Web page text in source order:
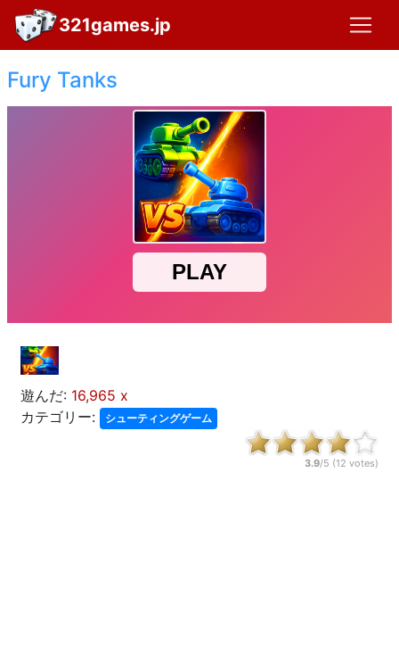
321games.jp
Fury Tanks
遊んだ: 16,965 x
カテゴリー:
シューティングゲーム
3.9/5 (12 votes)